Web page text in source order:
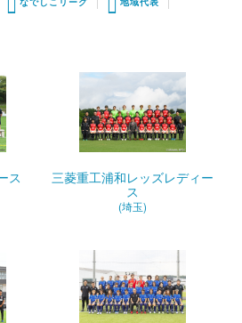
なでしこリーグ 地域代表
ス
三菱重工浦和レッズレディー
ス
(埼玉)